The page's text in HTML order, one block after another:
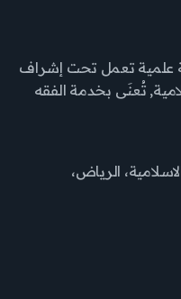
علمية تعمل تحت إشراف
تُعنَى بخدمة الفقه
الرياض،